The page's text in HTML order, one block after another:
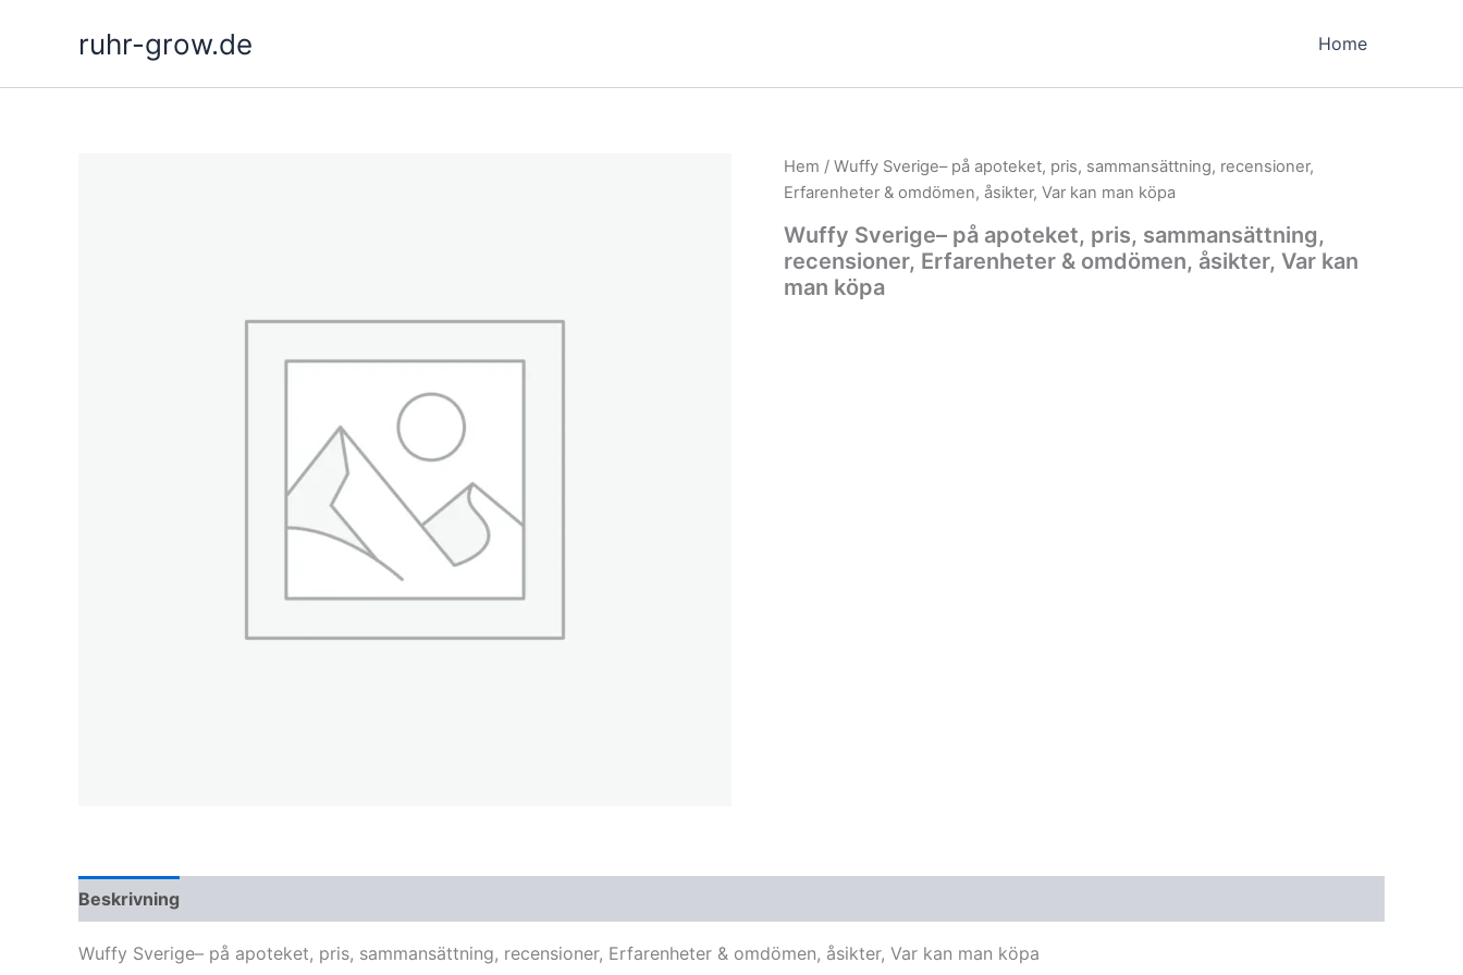
ruhr-grow.de Home
Hem / Wuffy Sverige– på apoteket, pris, sammansättning, recensioner,
Erfarenheter & omdömen, åsikter, Var kan man köpa
Wuffy Sverige– på apoteket, pris, sammansättning,
recensioner, Erfarenheter & omdömen, åsikter, Var kan
man köpa
Beskrivning
Wuffy Sverige– på apoteket, pris, sammansättning, recensioner, Erfarenheter & omdömen, åsikter, Var kan man köpa